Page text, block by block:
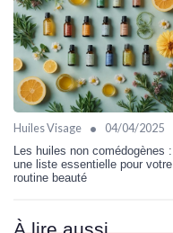
Huiles Visage • 04/04/2025
Les huiles non comédogènes :
une liste essentielle pour votre
routine beauté